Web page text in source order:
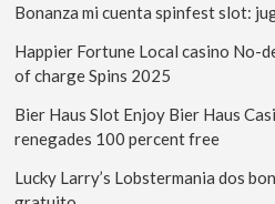
Bonanza mi cuenta spinfest slot:
Happier Fortune Local casino No-
of charge Spins 2025
Bier Haus Slot Enjoy Bier Haus
renegades 100 percent free
Lucky Larry’s Lobstermania dos